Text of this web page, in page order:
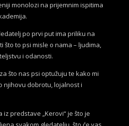
monolozi na prijemnim ispitima
po prvi put ima priliku na
što to psi misle o nama – ljudima,
i odanosti.
što nas psi optužuju te kako mi
njihovu dobrotu, lojalnost i
iz predstave „Kerovi“ je što je